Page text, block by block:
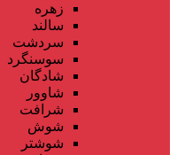
زهره
سالند
سردشت
سوسنگرد
شادگان
شاوور
شرافت
شوش
شوشتر